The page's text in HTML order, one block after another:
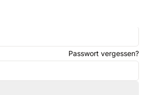
Passwort vergessen?